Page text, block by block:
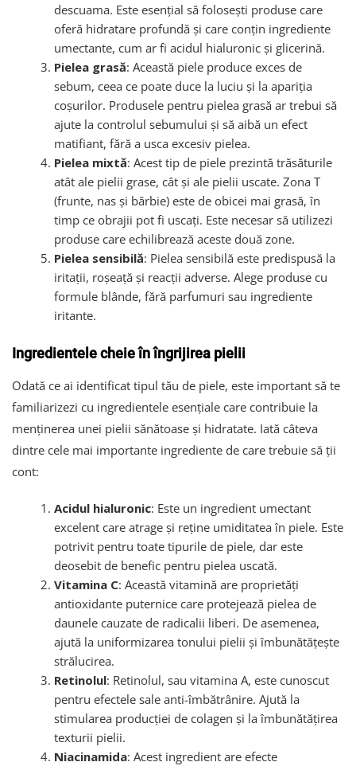
descuama. Este esențial să folosești produse care
oferă hidratare profundă și care conțin ingrediente
umectante, cum ar fi acidul hialuronic și glicerină.
Pielea grasă: Această piele produce exces de
sebum, ceea ce poate duce la luciu și la apariția
coșurilor. Produsele pentru pielea grasă ar trebui să
ajute la controlul sebumului și să aibă un efect
matifiant, fără a usca excesiv pielea.
Pielea mixtă: Acest tip de piele prezintă trăsăturile
atât ale pielii grase, cât și ale pielii uscate. Zona T
(frunte, nas și bărbie) este de obicei mai grasă, în
timp ce obrajii pot fi uscați. Este necesar să utilizezi
produse care echilibrează aceste două zone.
Pielea sensibilă: Pielea sensibilă este predispusă la
iritații, roșeață și reacții adverse. Alege produse cu
formule blânde, fără parfumuri sau ingrediente
iritante.
Ingredientele cheie în îngrijirea pielii
Odată ce ai identificat tipul tău de piele, este important să te
familiarizezi cu ingredientele esențiale care contribuie la
menținerea unei pielii sănătoase și hidratate. Iată câteva
dintre cele mai importante ingrediente de care trebuie să ții
cont:
Acidul hialuronic: Este un ingredient umectant
excelent care atrage și reține umiditatea în piele. Este
potrivit pentru toate tipurile de piele, dar este
deosebit de benefic pentru pielea uscată.
Vitamina C: Această vitamină are proprietăți
antioxidante puternice care protejează pielea de
daunele cauzate de radicalii liberi. De asemenea,
ajută la uniformizarea tonului pielii și îmbunătățește
strălucirea.
Retinolul: Retinolul, sau vitamina A, este cunoscut
pentru efectele sale anti-îmbătrânire. Ajută la
stimularea producției de colagen și la îmbunătățirea
texturii pielii.
Niacinamida: Acest ingredient are efecte